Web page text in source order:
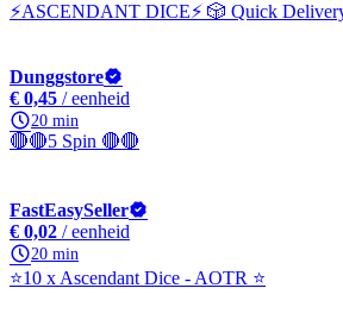
⚡ASCENDANT DICE⚡ 🎲 Quick
Dunggstore
€ 0,45 / eenheid
20 min
🔴🔴5 Spin 🔴🔴
FastEasySeller
€ 0,02 / eenheid
20 min
⭐10 x Ascendant Dice - AOTR ⭐